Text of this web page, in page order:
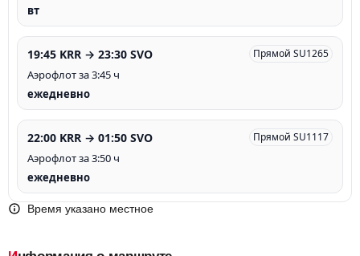
вт
19:45 KRR → 23:30 SVO Прямой SU1265
Аэрофлот за 3:45 ч
ежедневно
22:00 KRR → 01:50 SVO Прямой SU1117
Аэрофлот за 3:50 ч
ежедневно
Время указано местное